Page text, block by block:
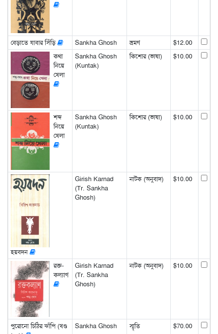
বেড়াতে যাবার সিঁড়ি Sankha Ghosh ভ্রমণ
$12.00
কথা
নিয়ে
খেলা
Sankha Ghosh
(Kuntak)
কিশোর (ভাষা) $10.00
শব্দ
নিয়ে
খেলা
Sankha Ghosh
(Kuntak)
কিশোর (ভাষা) $10.00
হয়বদন
Girish Karnad
(Tr. Sankha
Ghosh)
নাটক (অনুবাদ) $10.00
রক্ত-
কল্যাণ
Girish Karnad
(Tr. Sankha
Ghosh)
নাটক (অনুবাদ) $10.00
পুরোনো চিঠির ঝাঁপি (খণ্ড
Sankha Ghosh স্মৃতি $70.00